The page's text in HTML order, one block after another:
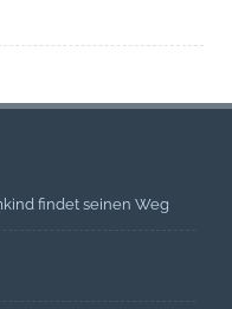
findet seinen Weg